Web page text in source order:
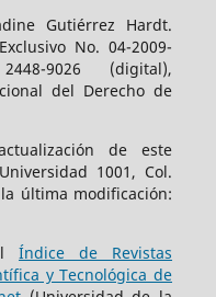
Gutiérrez Hardt.
No. 04-2009-
9026 (digital),
del Derecho de
de este
1001, Col.
última modificación:
Índice de Revistas
y Tecnológica de